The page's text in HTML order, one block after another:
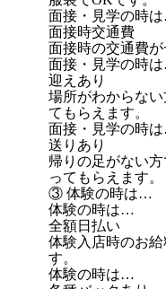
面接・見学の時
面接時交通費
面接時の交通費が
面接・見学の時
迎えあり
場所がわからな
てもらえます。
面接・見学の時
送りあり
帰りの足がない
ってもらえます。
③ 体験の時は…
体験の時は…
全額日払い
体験入店時のお
す。
体験の時は…